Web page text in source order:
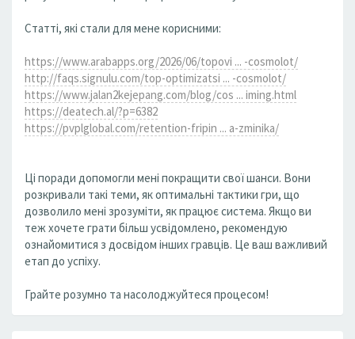
Статті, які стали для мене корисними:
https://www.arabapps.org/2026/06/topovi ... -cosmolot/
http://faqs.signulu.com/top-optimizatsi ... -cosmolot/
https://www.jalan2kejepang.com/blog/cos ... iming.html
https://deatech.al/?p=6382
https://pvplglobal.com/retention-fripin ... a-zminika/
Ці поради допомогли мені покращити свої шанси. Вони
розкривали такі теми, як оптимальні тактики гри, що
дозволило мені зрозуміти, як працює система. Якщо ви
теж хочете грати більш усвідомлено, рекомендую
ознайомитися з досвідом інших гравців. Це ваш важливий
етап до успіху.
Грайте розумно та насолоджуйтеся процесом!